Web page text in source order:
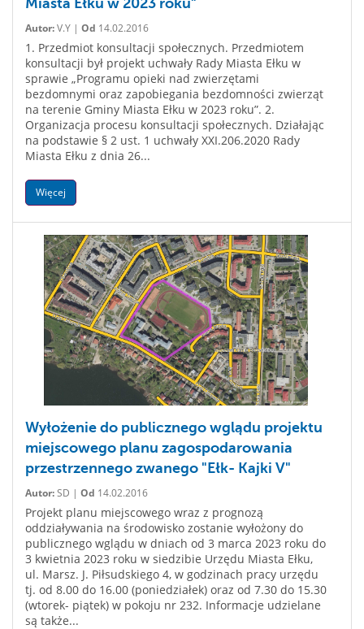
Miasta Ełku w 2023 roku”
Autor:V.Y | Od 14.02.2016
1. Przedmiot konsultacji społecznych. Przedmiotem
konsultacji był projekt uchwały Rady Miasta Ełku w
sprawie „Programu opieki nad zwierzętami
bezdomnymi oraz zapobiegania bezdomności zwierząt
na terenie Gminy Miasta Ełku w 2023 roku”. 2.
Organizacja procesu konsultacji społecznych. Działając
na podstawie § 2 ust. 1 uchwały XXI.206.2020 Rady
Miasta Ełku z dnia 26...
Więcej
Wyłożenie do publicznego wglądu projektu
miejscowego planu zagospodarowania
przestrzennego zwanego "Ełk- Kajki V"
Autor:SD | Od 14.02.2016
Projekt planu miejscowego wraz z prognozą
oddziaływania na środowisko zostanie wyłożony do
publicznego wglądu w dniach od 3 marca 2023 roku do
3 kwietnia 2023 roku w siedzibie Urzędu Miasta Ełku,
ul. Marsz. J. Piłsudskiego 4, w godzinach pracy urzędu
tj. od 8.00 do 16.00 (poniedziałek) oraz od 7.30 do 15.30
(wtorek- piątek) w pokoju nr 232. Informacje udzielane
są także...